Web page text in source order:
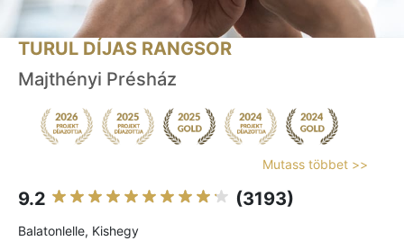
TURUL DÍJAS RANGSOR
Majthényi Présház
Mutass többet >>
9.2 (3193)
Balatonlelle, Kishegy